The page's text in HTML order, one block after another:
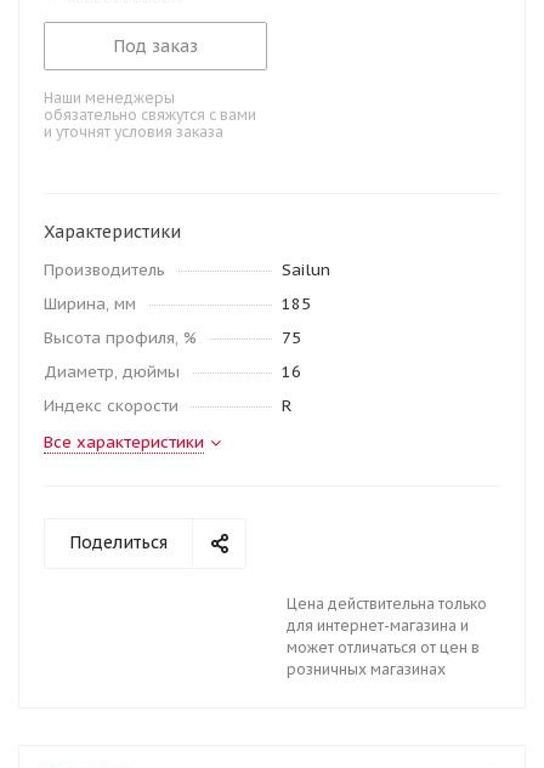
Под заказ
Наши менеджеры
обязательно свяжутся с вами
и уточнят условия заказа
Характеристики
Производитель
Sailun
Ширина, мм
185
Высота профиля, %
75
Диаметр, дюймы
16
Индекс скорости
R
Все характеристики
Поделиться
Цена действительна только
для интернет-магазина и
может отличаться от цен в
розничных магазинах